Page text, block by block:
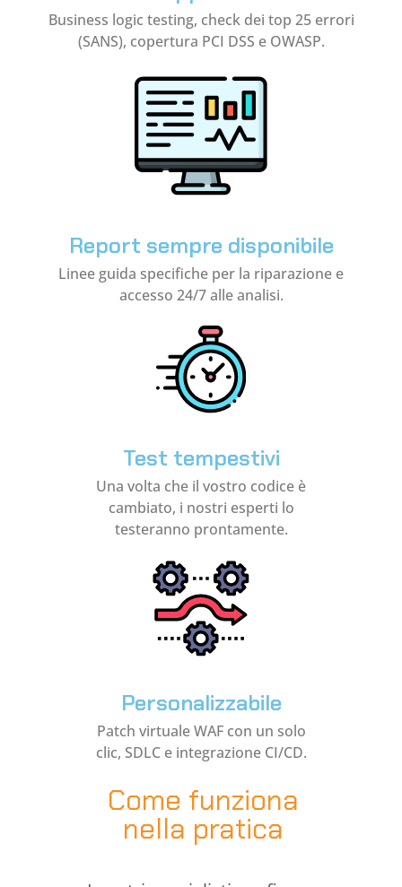
Business logic testing, check dei top 25 errori
(SANS), copertura PCI DSS e OWASP.
Report sempre disponibile
Linee guida specifiche per la riparazione e
accesso 24/7 alle analisi.
Test tempestivi
Una volta che il vostro codice è
cambiato, i nostri esperti lo
testeranno prontamente.
Personalizzabile
Patch virtuale WAF con un solo
clic, SDLC e integrazione CI/CD.
Come funziona
nella pratica